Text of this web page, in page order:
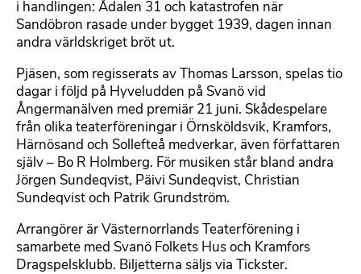
i handlingen: Ådalen 31 och katastrofen när
Sandöbron rasade under bygget 1939, dagen innan
andra världskriget bröt ut.
Pjäsen, som regisserats av Thomas Larsson, spelas tio
dagar i följd på Hyveludden på Svanö vid
Ångermanälven med premiär 21 juni. Skådespelare
från olika teaterföreningar i Örnsköldsvik, Kramfors,
Härnösand och Sollefteå medverkar, även författaren
själv – Bo R Holmberg. För musiken står bland andra
Jörgen Sundeqvist, Päivi Sundeqvist, Christian
Sundeqvist och Patrik Grundström.
Arrangörer är Västernorrlands Teaterförening i
samarbete med Svanö Folkets Hus och Kramfors
Dragspelsklubb. Biljetterna säljs via Tickster.